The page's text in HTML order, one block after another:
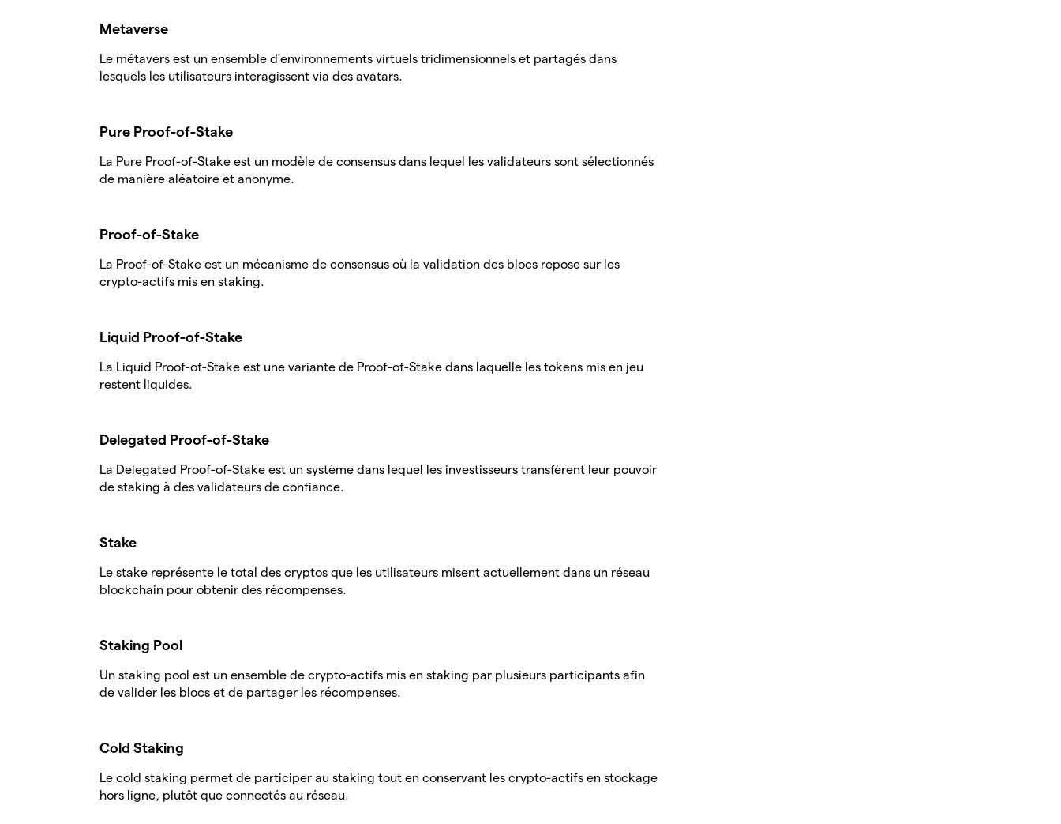
Metaverse
Le métavers est un ensemble d'environnements virtuels tridimensionnels et partagés dans
lesquels les utilisateurs interagissent via des avatars.
Pure Proof-of-Stake
La Pure Proof-of-Stake est un modèle de consensus dans lequel les validateurs sont sélectionnés
de manière aléatoire et anonyme.
Proof-of-Stake
La Proof-of-Stake est un mécanisme de consensus où la validation des blocs repose sur les
crypto-actifs mis en staking.
Liquid Proof-of-Stake
La Liquid Proof-of-Stake est une variante de Proof-of-Stake dans laquelle les tokens mis en jeu
restent liquides.
Delegated Proof-of-Stake
La Delegated Proof-of-Stake est un système dans lequel les investisseurs transfèrent leur pouvoir
de staking à des validateurs de confiance.
Stake
Le stake représente le total des cryptos que les utilisateurs misent actuellement dans un réseau
blockchain pour obtenir des récompenses.
Staking Pool
Un staking pool est un ensemble de crypto-actifs mis en staking par plusieurs participants afin
de valider les blocs et de partager les récompenses.
Cold Staking
Le cold staking permet de participer au staking tout en conservant les crypto-actifs en stockage
hors ligne, plutôt que connectés au réseau.